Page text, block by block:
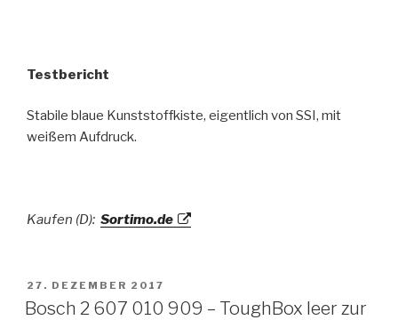
Testbericht
Stabile blaue Kunststoffkiste, eigentlich von SSI, mit
weißem Aufdruck.
Kaufen (D): Sortimo.de
VERÖFFENTLICHT
AM
27. DEZEMBER 2017
Bosch 2 607 010 909 – ToughBox leer zur